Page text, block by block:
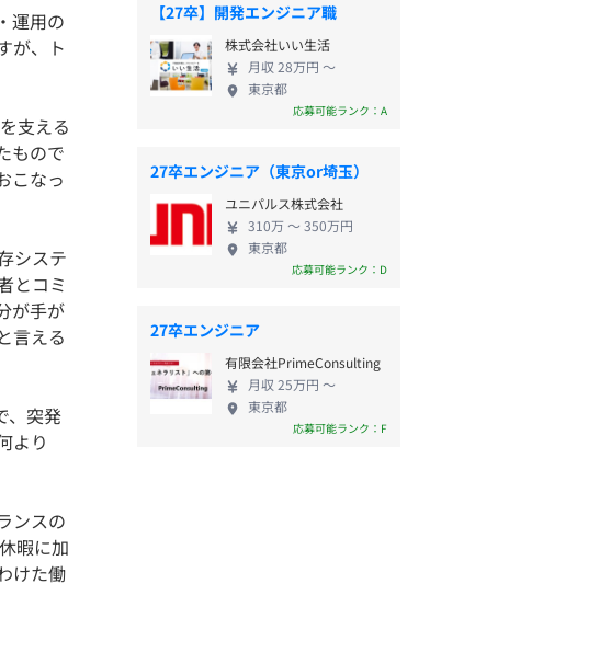
運用の
が、ト
支える
もので
こなっ
システ
とコミ
が手が
言える
、突発
より
ンスの
暇に加
けた働
【27卒】開発エンジニア職
株式会社いい生活
月収 28万円 〜
東京都
応募可能ランク：A
27卒エンジニア（東京or埼玉）
ユニパルス株式会社
310万 〜 350万円
東京都
応募可能ランク：D
27卒エンジニア
有限会社PrimeConsulting
月収 25万円 〜
東京都
応募可能ランク：F